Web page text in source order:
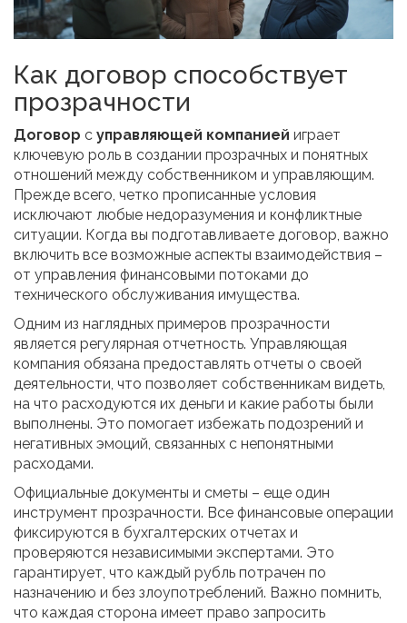
Как договор способствует
прозрачности
Договор с управляющей компанией играет
ключевую роль в создании прозрачных и понятных
отношений между собственником и управляющим.
Прежде всего, четко прописанные условия
исключают любые недоразумения и конфликтные
ситуации. Когда вы подготавливаете договор, важно
включить все возможные аспекты взаимодействия –
от управления финансовыми потоками до
технического обслуживания имущества.
Одним из наглядных примеров прозрачности
является регулярная отчетность. Управляющая
компания обязана предоставлять отчеты о своей
деятельности, что позволяет собственникам видеть,
на что расходуются их деньги и какие работы были
выполнены. Это помогает избежать подозрений и
негативных эмоций, связанных с непонятными
расходами.
Официальные документы и сметы – еще один
инструмент прозрачности. Все финансовые операции
фиксируются в бухгалтерских отчетах и
проверяются независимыми экспертами. Это
гарантирует, что каждый рубль потрачен по
назначению и без злоупотреблений. Важно помнить,
что каждая сторона имеет право запросить